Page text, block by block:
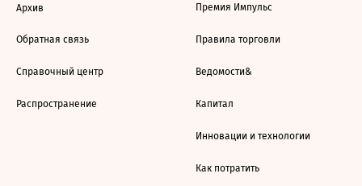
Архив
Обратная связь
Справочный центр
Распространение
Премия Импульс
Правила торговли
Ведомости&
Капитал
Инновации и технологии
Как потратить